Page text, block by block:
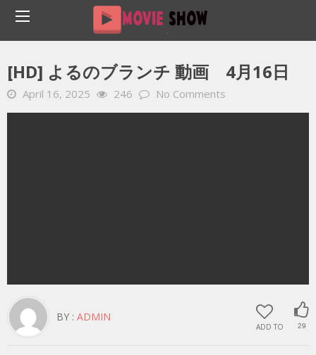
Home
YOUTUBE 動画 毎日
[HD] よるのブランチ 動画 4月16日
[HD] よるのブランチ 動画 4月16日
April 16, 2025 246 No Comments
ADD TO 29
BY : ADMIN